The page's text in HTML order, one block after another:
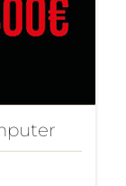
Preisspanne: